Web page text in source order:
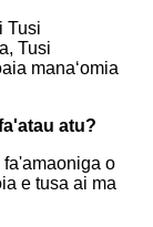
Tusi
Tusi
manaʻomia
atu?
fa'amaoniga o
e tusa ai ma